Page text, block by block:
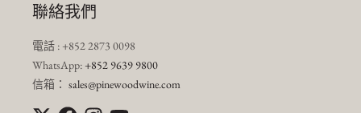
聯絡我們
電話 : +852 2873 0098
WhatsApp:+852 9639 9800
信箱： sales@pinewoodwine.com